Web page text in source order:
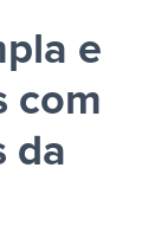
e
com
da